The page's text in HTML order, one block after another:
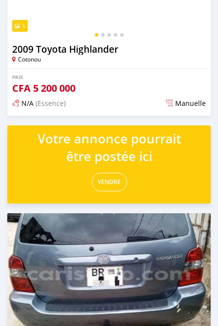
5
2009 Toyota Highlander
Cotonou
PRIX
CFA 5 200 000
N/A (Essence) Manuelle
Publié il y a 4 jours
Votre annonce pourrait
être postée ici
VENDRE